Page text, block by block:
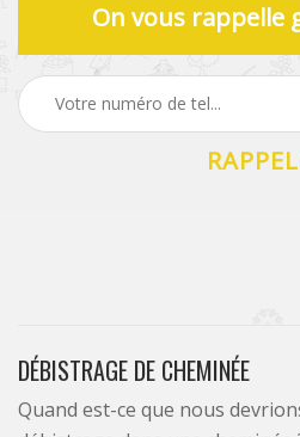
On vous rappelle
DÉBISTRAGE DE CHEMINÉE
Quand est-ce que nous